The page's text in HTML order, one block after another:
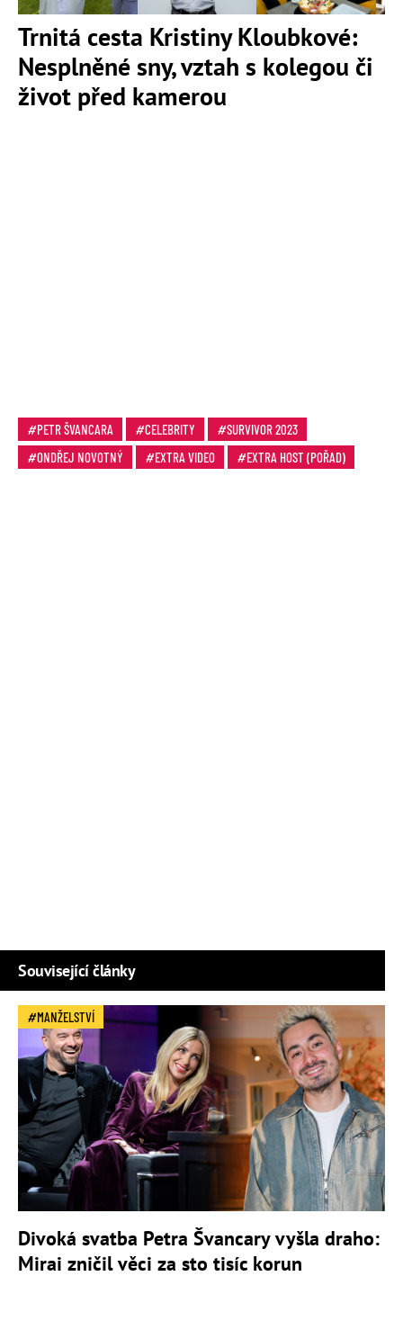
Trnitá cesta Kristiny Kloubkové:
Nesplněné sny, vztah s kolegou či
život před kamerou
PETR ŠVANCARA CELEBRITY
SURVIVOR 2023
ONDŘEJ NOVOTNÝ
EXTRA VIDEO EXTRA HOST (POŘAD)
Související články
MANŽELSTVÍ
Divoká svatba Petra Švancary vyšla draho:
Mirai zničil věci za sto tisíc korun